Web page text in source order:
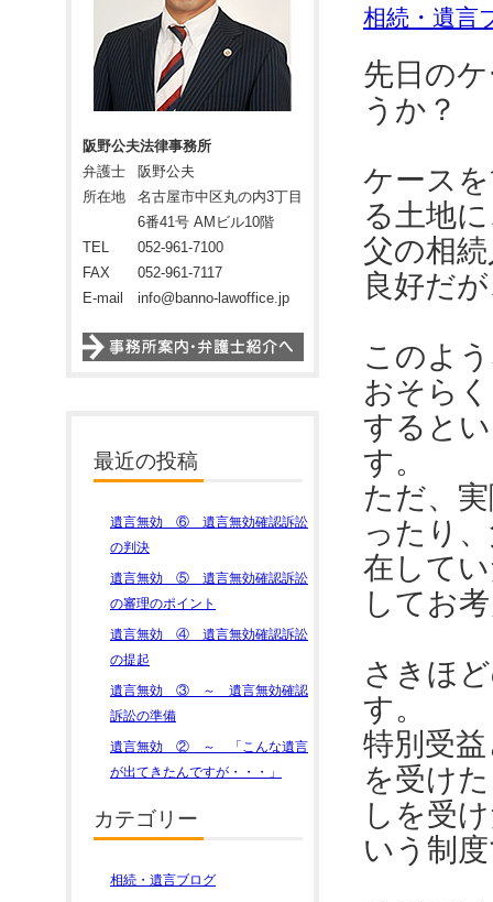
相続・遺言
先日の
うか？
ケース
る土地
父の相
良好だ
このよ
おそら
すると
す。
ただ、
ったり
在して
してお
さきほ
す。
特別受
を受け
しを受
いう制
阪野公夫法律事務所
弁護士
阪野公夫
所在地
名古屋市中区丸の内3丁目
6番41号 AMビル10階
TEL
052-961-7100
FAX
052-961-7117
E-mail
info@banno-lawoffice.jp
最近の投稿
遺言無効 ⑥ 遺言無効確認訴訟
の判決
遺言無効 ⑤ 遺言無効確認訴訟
の審理のポイント
遺言無効 ④ 遺言無効確認訴訟
の提起
遺言無効 ③ ～ 遺言無効確認
訴訟の準備
遺言無効 ② ～ 「こんな遺言
が出てきたんですが・・・」
カテゴリー
相続・遺言ブログ